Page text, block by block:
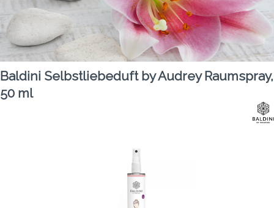
Baldini Selbstliebeduft by Audrey Raumspray,
50 ml